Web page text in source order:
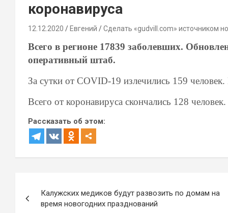
коронавируса
12.12.2020 Евгений Сделать «gudvill.com» источником
Всего в регионе 17839 заболевших.
оперативный штаб.
За сутки от COVID-19 излечились 159
Всего от коронавируса скончались 128
Рассказать об этом:
по
Калужских медиков будут развозить по домам на
время новогодних празднований